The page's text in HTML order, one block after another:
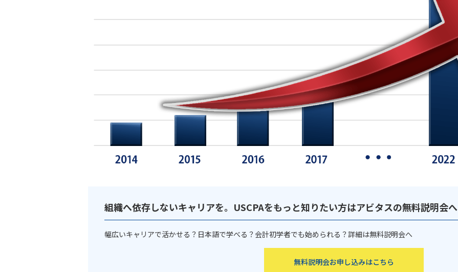
組織へ依存しないキャリアを。USCPAをもっと知りたい方はアビタスの無料説明会へ
幅広いキャリアで活かせる？日本語で学べる？会計初学者でも始められる？詳細は無料説明会へ
無料説明会お申し込みはこちら